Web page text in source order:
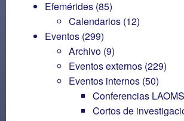
Efemérides (85)
Calendarios (12)
Eventos (299)
Archivo (9)
Eventos externos (229)
Eventos internos (50)
Conferencias LAOMS
Cortos de